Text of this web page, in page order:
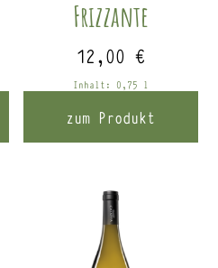
Frizzante
12,00€
Inhalt: 0,75 l
zum Produkt